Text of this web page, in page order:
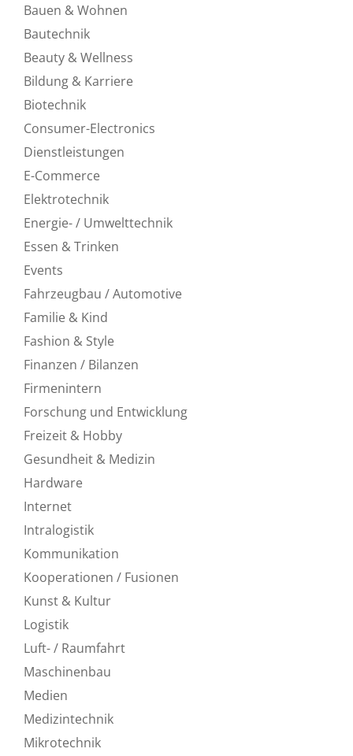
Bauen & Wohnen
Bautechnik
Beauty & Wellness
Bildung & Karriere
Biotechnik
Consumer-Electronics
Dienstleistungen
E-Commerce
Elektrotechnik
Energie- / Umwelttechnik
Essen & Trinken
Events
Fahrzeugbau / Automotive
Familie & Kind
Fashion & Style
Finanzen / Bilanzen
Firmenintern
Forschung und Entwicklung
Freizeit & Hobby
Gesundheit & Medizin
Hardware
Internet
Intralogistik
Kommunikation
Kooperationen / Fusionen
Kunst & Kultur
Logistik
Luft- / Raumfahrt
Maschinenbau
Medien
Medizintechnik
Mikrotechnik